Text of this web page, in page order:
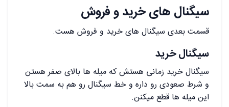
سیگنال های خرید و فروش
قسمت بعدی سیگنال های خرید و فروش هست.
سیگنال خرید
سیگنال خرید زمانی هستش که میله ها بالای صفر هستن
و شرط صعودی رو داره و خط سیگنال رو هم به سمت بالا
این میله ها قطع میکنن.